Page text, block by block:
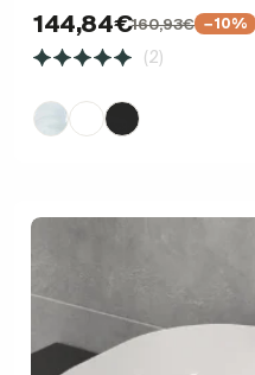
144,84€160,93€ −10%
(2)